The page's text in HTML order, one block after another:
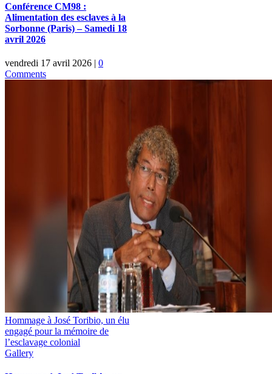
Conférence CM98 :
Alimentation des esclaves à la
Sorbonne (Paris) – Samedi 18
avril 2026
vendredi 17 avril 2026 | 0
Comments
Hommage à José Toribio, un élu
engagé pour la mémoire de
l’esclavage colonial
Gallery